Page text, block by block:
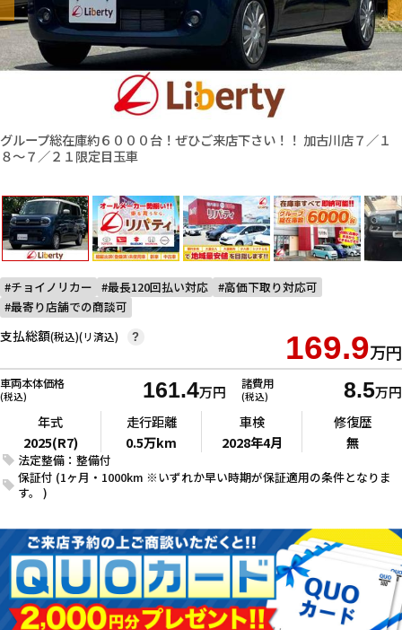
グループ総在庫約６０００台！ぜひご来店下さい！！ 加古川店７／１
８〜７／２１限定目玉車
チョイノリカー 最長120回払い対応
高価下取り対応可
最寄り店舗での商談可
支払総額(税込)(リ済込) 169.9万円
?
車両本体価格
(税込) 161.4万円 諸費用
(税込) 8.5万円
法定整備：整備付
保証付 (1ヶ月・1000km ※いずれか早い時期が保証適用の条件となりま
す。 )
年式
2025(R7)
走行距離
0.5万km
車検
2028年4月
修復歴
無